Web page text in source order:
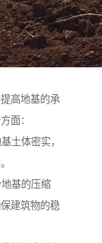
高地基的承
面：
土体密实，
基的压缩
建筑物的稳